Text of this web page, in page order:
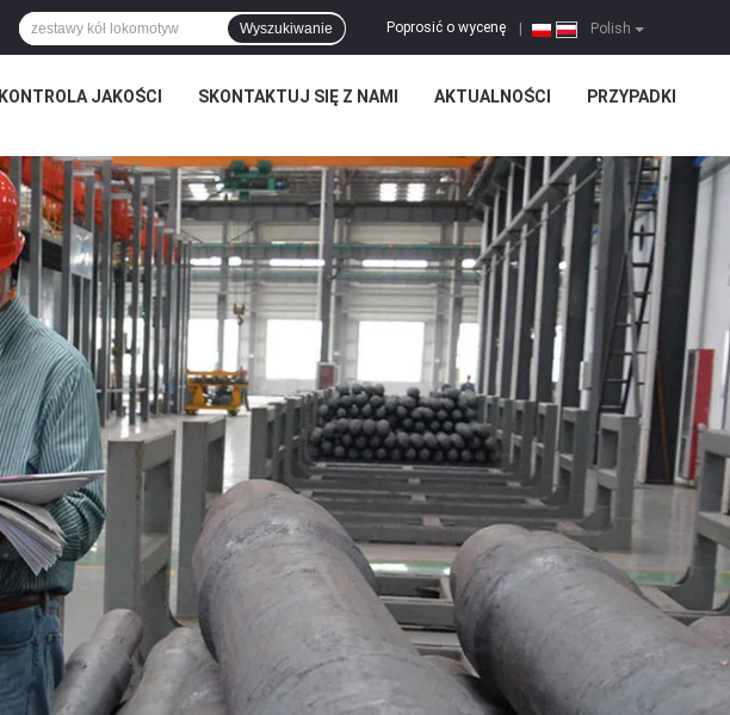
Polish
Poprosić o wycenę
Wyszukiwanie
KONTROLA JAKOŚCI SKONTAKTUJ SIĘ Z NAMI AKTUALNOŚCI PRZYPADKI